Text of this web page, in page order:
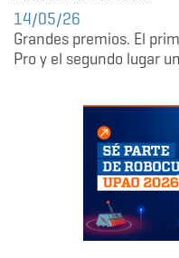
14/05/26
Grandes premios. El
Pro y el segundo lugar